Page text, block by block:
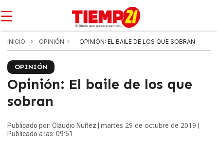
☰
INICIO OPINIÓN OPINIÓN: EL BAILE DE LOS QUE SOBRAN
OPINIÓN
Opinión: El baile de los que
sobran
Publicado por: Claudio Nuñez | martes 29 de octubre de 2019
Publicado a las: 09:51